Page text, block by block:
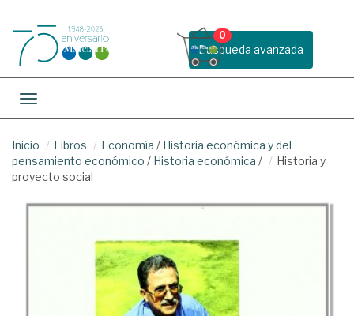
Busqueda avanzada
0
Toggle navigation
Inicio Libros Economía / Historia económica y del
pensamiento económico / Historia económica /
Historia y
proyecto social